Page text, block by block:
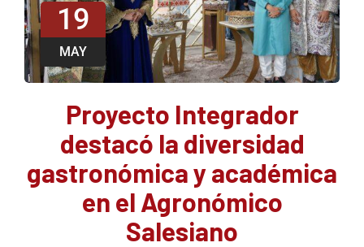
19
MAY
Proyecto Integrador
destacó la diversidad
gastronómica y académica
en el Agronómico
Salesiano